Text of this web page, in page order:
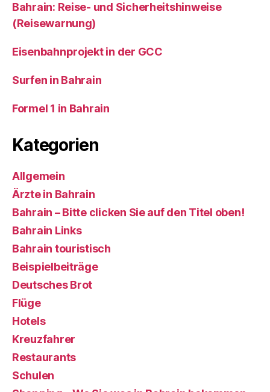
:Bahrain: Reise- und Sicherheitshinweise
(Reisewarnung)
Eisenbahnprojekt in der GCC
Surfen in Bahrain
Formel 1 in Bahrain
Kategorien
Allgemein
Ärzte in Bahrain
Bahrain – Bitte clicken Sie auf den Titel oben!
Bahrain Links
Bahrain touristisch
Beispielbeiträge
Deutsches Brot
Flüge
Hotels
Kreuzfahrer
Restaurants
Schulen